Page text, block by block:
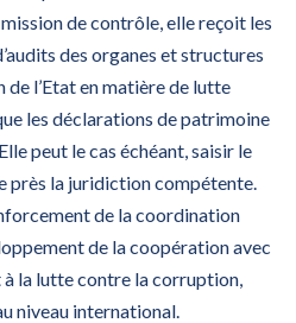
de contrôle, elle reçoit les
des organes et structures
l’Etat en matière de lutte
les déclarations de patrimoine
peut le cas échéant, saisir le
près la juridiction compétente.
de la coordination
de la coopération avec
la lutte contre la corruption,
niveau international.